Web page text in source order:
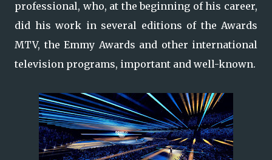
professional, who, at the beginning of his career,
did his work in several editions of the Awards
MTV, the Emmy Awards and other international
television programs, important and well-known.